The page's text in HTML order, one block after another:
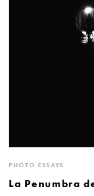
PHOTO ESSAYS
La Penumbra